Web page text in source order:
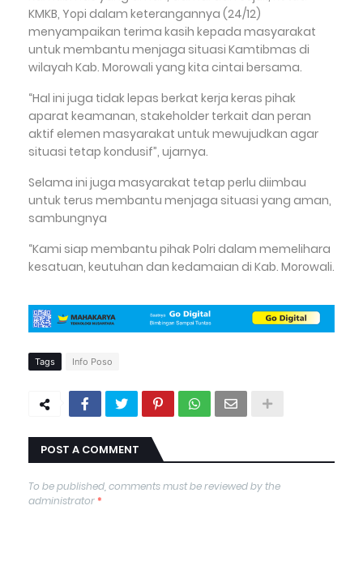
KMKB, Yopi dalam keterangannya (24/12)
menyampaikan terima kasih kepada masyarakat
untuk membantu menjaga situasi Kamtibmas di
wilayah Kab. Morowali yang kita cintai bersama.
“Hal ini juga tidak lepas berkat kerja keras pihak
aparat keamanan, stakeholder terkait dan peran
aktif elemen masyarakat untuk mewujudkan agar
situasi tetap kondusif”, ujarnya.
Selama ini juga masyarakat tetap perlu diimbau
untuk terus membantu menjaga situasi yang aman,
sambungnya
“Kami siap membantu pihak Polri dalam memelihara
kesatuan, keutuhan dan kedamaian di Kab. Morowali.
Tags Info Poso
POST A COMMENT
To be published, comments must be reviewed by the
administrator*